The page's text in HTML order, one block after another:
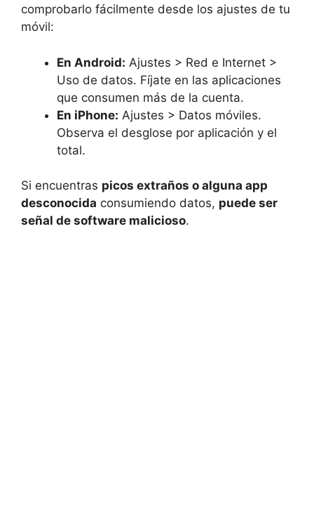
comprobarlo fácilmente desde los ajustes de tu
móvil:
En Android: Ajustes > Red e Internet >
Uso de datos. Fíjate en las aplicaciones
que consumen más de la cuenta.
En iPhone: Ajustes > Datos móviles.
Observa el desglose por aplicación y el
total.
Si encuentras picos extraños o alguna app
desconocida consumiendo datos, puede ser
señal de software malicioso.